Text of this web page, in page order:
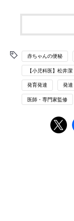
赤ちゃんの便秘
【小児科医】松井潔
発育発達 発達
医師・専門家監修